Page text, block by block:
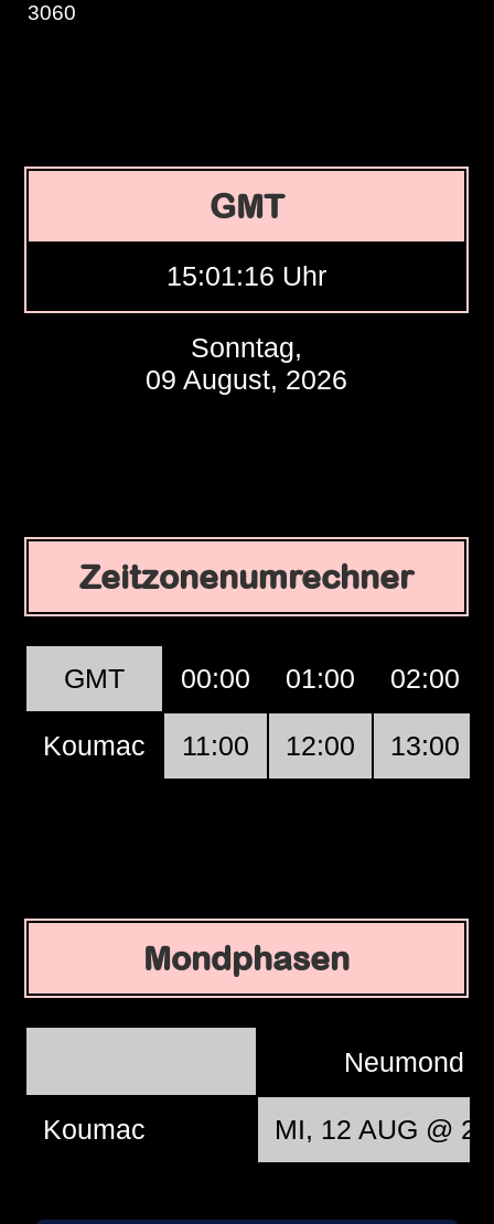
3060
GMT
15:01:17 Uhr
Sonntag,
09 August, 2026
Zeitzonenumrechner
GMT 00:00 01:00 02:00
Koumac 11:00 12:00 13:00
Mondphasen
Neumond
Koumac MI, 12 AUG @